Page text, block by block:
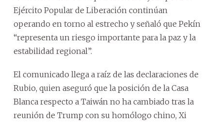
Ejército Popular de Liberación continúan
operando en torno al estrecho y señaló que Pekín
“representa un riesgo importante para la paz y la
estabilidad regional”.
El comunicado llega a raíz de las declaraciones de
Rubio, quien aseguró que la posición de la Casa
Blanca respecto a Taiwán no ha cambiado tras la
reunión de Trump con su homólogo chino, Xi